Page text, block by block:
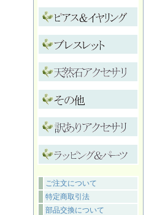
ご注文について
特定商取引法
部品交換について